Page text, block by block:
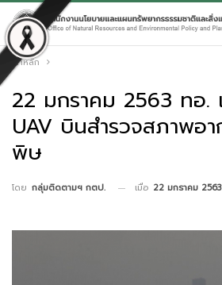
หน้าหลัก
22 มกราคม 2563 ทอ.
UAV บินสำรวจสภาพอ
พิษ
โดย กลุ่มติดตามฯ กตป. เมื่อ 22 มกราคม 2563